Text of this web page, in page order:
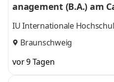
anagement (B.A.) am
IU Internationale
Braunschweig
vor 9 Tagen